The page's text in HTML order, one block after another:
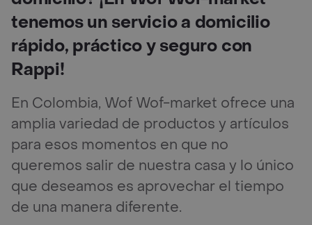
tenemos un servicio a domicilio
rápido, práctico y seguro con
Rappi!
En Colombia, Wof Wof-market ofrece una
amplia variedad de productos y artículos
para esos momentos en que no
queremos salir de nuestra casa y lo único
que deseamos es aprovechar el tiempo
de una manera diferente.